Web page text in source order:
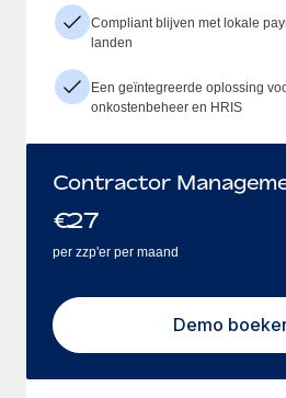
Compliant blijven met lokale
landen
Een geïntegreerde oplossing
onkostenbeheer en HRIS
Contractor
€27
per zzp'er per maand
Demo